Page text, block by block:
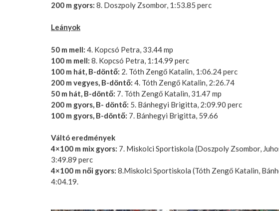
200 m gyors: 8. Doszpoly Zsombor, 1:53.85 perc
Leányok
50 m mell: 4. Kopcsó Petra, 33.44 mp
100 m mell: 8. Kopcsó Petra, 1:14.99 perc
100 m hát, B-döntő: 2. Tóth Zengő Katalin, 1:06.24 perc
200 m vegyes, B-döntő: 4. Tóth Zengő Katalin, 2:26.74
50 m hát, B-döntő: 7. Tóth Zengő Katalin, 31.47 mp
200 m gyors, B- döntő: 5. Bánhegyi Brigitta, 2:09.90 perc
100 m gyors, B-döntő: 7. Bánhegyi Brigitta, 59.66
Váltó eredmények
4×100 m mix gyors: 7. Miskolci Sportiskola (Doszpoly Zsombor,
3:49.89 perc
4×100 m női gyors: 8.Miskolci Sportiskola (Tóth Zengő Katalin,
4:04.19.